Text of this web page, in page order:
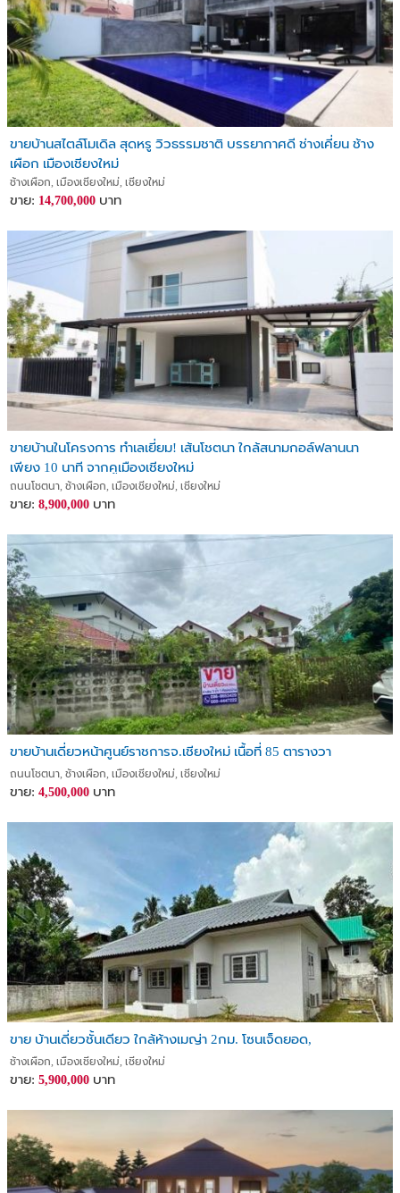
ขายบ้านสไตล์โมเดิล สุดหรู วิวธรรมชาติ บรรยากาศดี ช่างเคี่ยน ช้าง
เผือก เมืองเชียงใหม่
ช้างเผือก, เมืองเชียงใหม่, เชียงใหม่
ขาย: 14,700,000 บาท
ขายบ้านในโครงการ ทำเลเยี่ยม! เส้นโชตนา ใกล้สนามกอล์ฟลานนา
เพียง 10 นาที จากคูเมืองเชียงใหม่
ถนนโชตนา, ช้างเผือก, เมืองเชียงใหม่, เชียงใหม่
ขาย: 8,900,000 บาท
ขายบ้านเดี่ยวหน้าศูนย์ราชการจ.เชียงใหม่ เนื้อที่ 85 ตารางวา
ถนนโชตนา, ช้างเผือก, เมืองเชียงใหม่, เชียงใหม่
ขาย: 4,500,000 บาท
ขาย บ้านเดี่ยวชั้นเดียว ใกล้ห้างเมญ่า 2กม. โซนเจ็ดยอด,
ช้างเผือก, เมืองเชียงใหม่, เชียงใหม่
ขาย: 5,900,000 บาท